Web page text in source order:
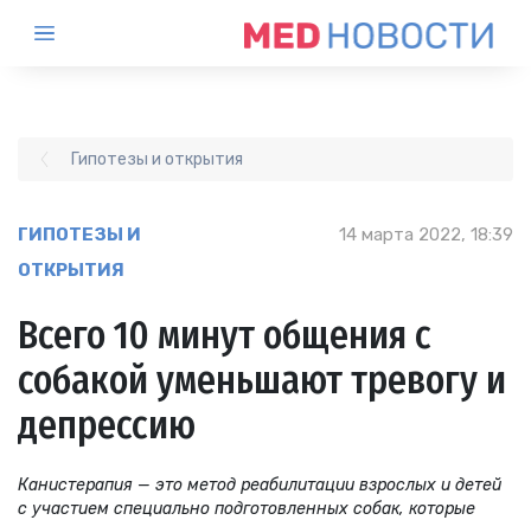
Гипотезы и открытия
ГИПОТЕЗЫ И
ОТКРЫТИЯ
14 марта 2022, 18:39
Всего 10 минут общения с
собакой уменьшают тревогу и
депрессию
Канистерапия — это метод реабилитации взрослых и детей
с участием специально подготовленных собак, которые